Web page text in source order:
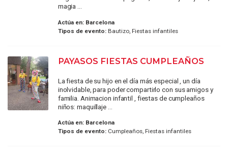
magia ...
Actúa en: Barcelona
Tipos de evento:Bautizo, Fiestas infantiles
PAYASOS FIESTAS CUMPLEAÑOS
La fiesta de su hijo en el día más especial , un día
inolvidable, para poder compartirlo con sus amigos y
familia. Animacion infantil , fiestas de cumpleaños
niños: maquillaje ...
Actúa en: Barcelona
Tipos de evento:Cumpleaños, Fiestas infantiles